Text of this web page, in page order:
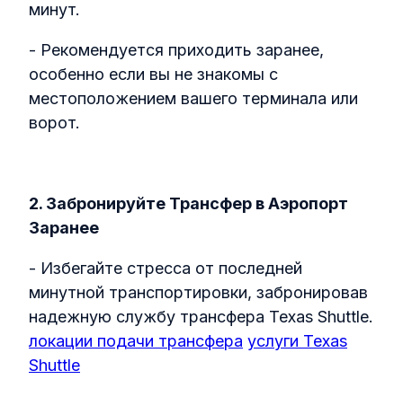
минут.
- Рекомендуется приходить заранее,
особенно если вы не знакомы с
местоположением вашего терминала или
ворот.
2. Забронируйте Трансфер в Аэропорт
Заранее
- Избегайте стресса от последней
минутной транспортировки, забронировав
надежную службу трансфера Texas Shuttle.
локации подачи трансфера услуги Texas
Shuttle